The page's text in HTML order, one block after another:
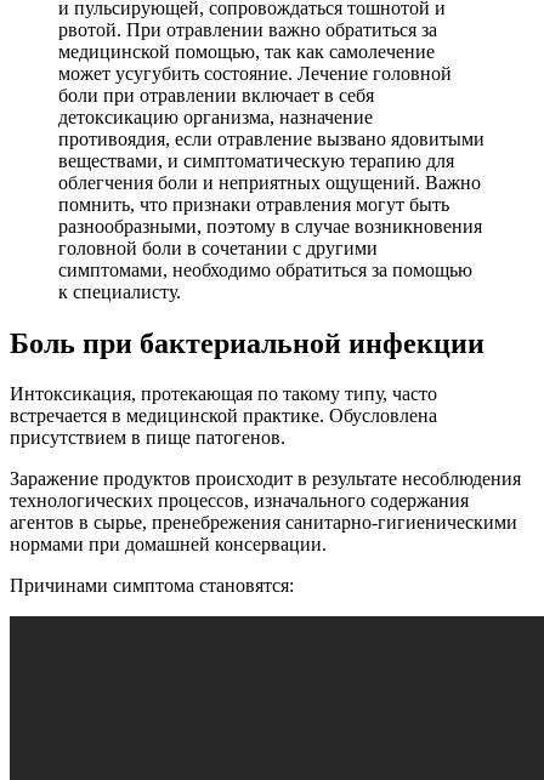
и пульсирующей, сопровождаться тошнотой и
рвотой. При отравлении важно обратиться за
медицинской помощью, так как самолечение
может усугубить состояние. Лечение головной
боли при отравлении включает в себя
детоксикацию организма, назначение
противоядия, если отравление вызвано ядовитыми
веществами, и симптоматическую терапию для
облегчения боли и неприятных ощущений. Важно
помнить, что признаки отравления могут быть
разнообразными, поэтому в случае возникновения
головной боли в сочетании с другими
симптомами, необходимо обратиться за помощью
к специалисту.
Боль при бактериальной инфекции
Интоксикация, протекающая по такому типу, часто
встречается в медицинской практике. Обусловлена
присутствием в пище патогенов.
Заражение продуктов происходит в результате несоблюдения
технологических процессов, изначального содержания
агентов в сырье, пренебрежения санитарно-гигиеническими
нормами при домашней консервации.
Причинами симптома становятся: